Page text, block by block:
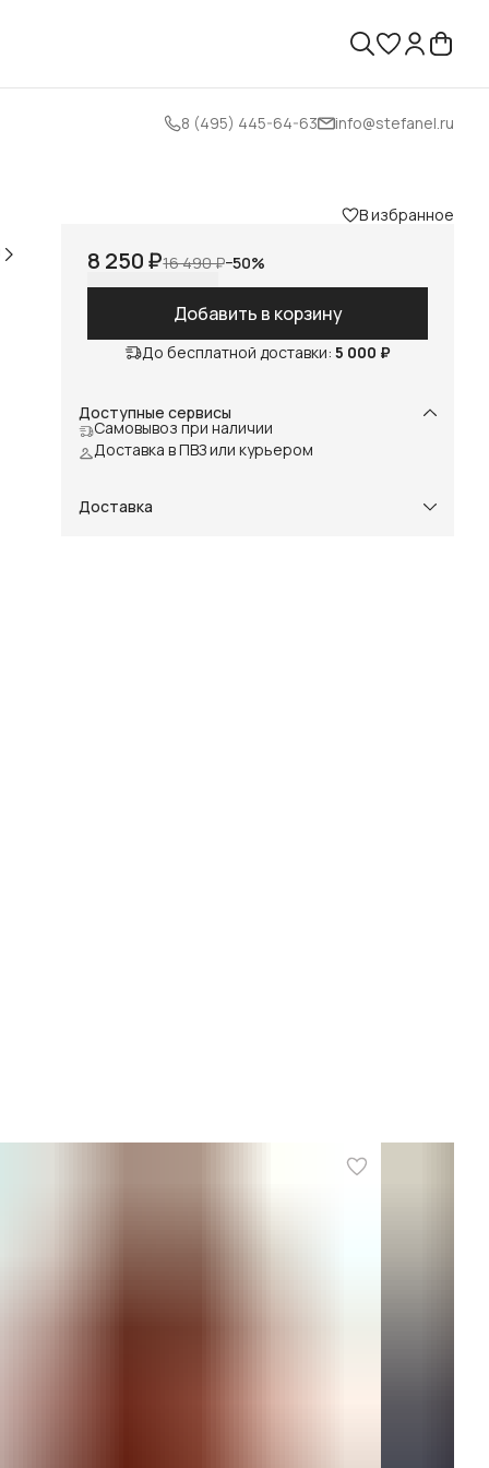
8 (495) 445-64-63 info@stefanel.ru
В избранное
8 250 ₽16 490 ₽−50%
Добавить в корзину
До бесплатной доставки: 5 000 ₽
Доступные сервисы
Самовывоз при наличии
Доставка в ПВЗ или курьером
Доставка